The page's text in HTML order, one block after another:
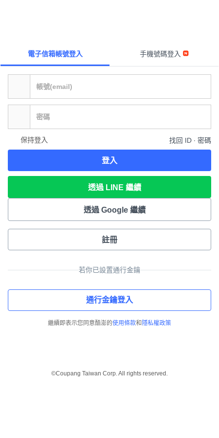
電子信箱帳號登入 手機號碼登入
保持登入 找回 ID ∙ 密碼
登入
透過 LINE 繼續
透過 Google 繼續
註冊
若你已設置通行金鑰
通行金鑰登入
繼續即表示您同意酷澎的使用條款和 隱私權政策
©Coupang Taiwan Corp. All rights reserved.